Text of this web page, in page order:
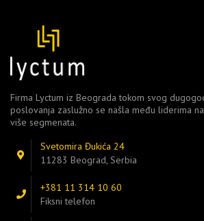
Firma Lyctum iz Beograda tokom svog
poslovanja zaslužno se našla među liderima
više segmenata.
Svetomira Đukića 24
11283 Beograd, Serbia
+381 11 314 10 60
Fiksni telefon